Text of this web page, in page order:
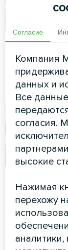
Mycond
Схемы
фанкойлам
Приоритет
доводчиков
году
Согласие
Компания
данных и
Все
согласия.
высокие
Нажимая
перехожу